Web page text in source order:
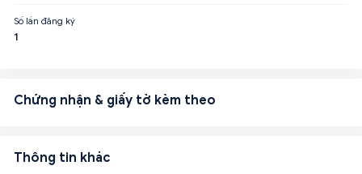
Số lần đăng ký
1
Chứng nhận & giấy tờ kèm theo
Thông tin khác